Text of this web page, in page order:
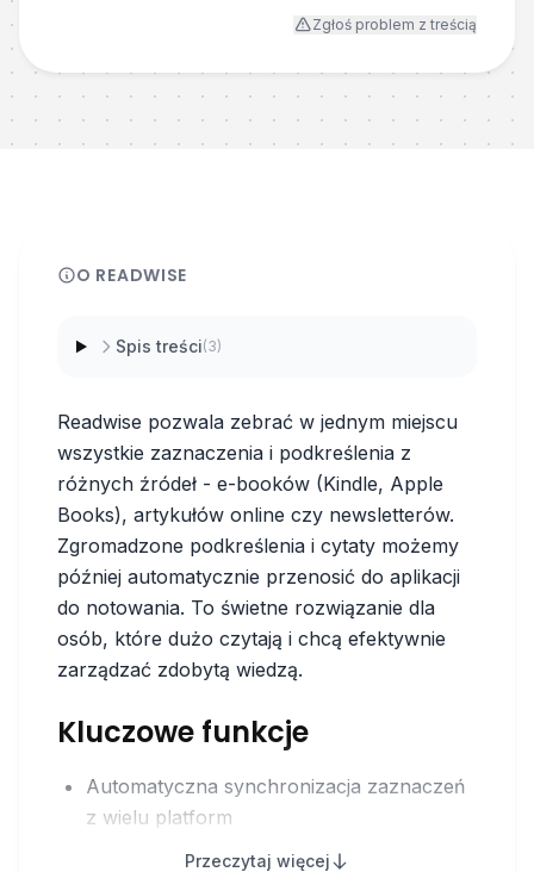
Zgłoś problem z treścią
O READWISE
Spis treści(3)
Readwise pozwala zebrać w jednym miejscu
wszystkie zaznaczenia i podkreślenia z
różnych źródeł - e-booków (Kindle, Apple
Books), artykułów online czy newsletterów.
Zgromadzone podkreślenia i cytaty możemy
później automatycznie przenosić do aplikacji
do notowania. To świetne rozwiązanie dla
osób, które dużo czytają i chcą efektywnie
zarządzać zdobytą wiedzą.
Kluczowe funkcje
Automatyczna synchronizacja zaznaczeń
z wielu platform
System inteligentnych powtórek, który
Przeczytaj więcej